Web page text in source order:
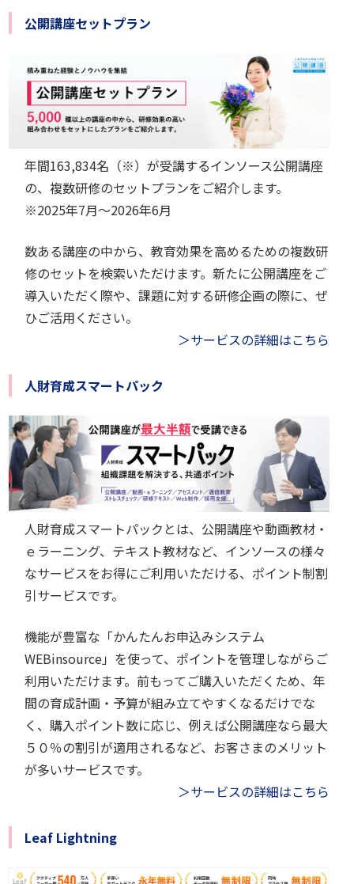
公開講座セットプラン
年間163,834名（※）が受講するインソース公開講座
の、複数研修のセットプランをご紹介します。
※2025年7月～2026年6月
数ある講座の中から、教育効果を高めるための複数研
修のセットを検索いただけます。新たに公開講座をご
導入いただく際や、課題に対する研修企画の際に、ぜ
ひご活用ください。
＞サービスの詳細はこちら
人財育成スマートパック
人財育成スマートパックとは、公開講座や動画教材・
ｅラーニング、テキスト教材など、インソースの様々
なサービスをお得にご利用いただける、ポイント制割
引サービスです。
機能が豊富な「かんたんお申込みシステム
WEBinsource」を使って、ポイントを管理しながらご
利用いただけます。前もってご購入いただくため、年
間の育成計画・予算が組み立てやすくなるだけでな
く、購入ポイント数に応じ、例えば公開講座なら最大
５０％の割引が適用されるなど、お客さまのメリット
が多いサービスです。
＞サービスの詳細はこちら
Leaf Lightning